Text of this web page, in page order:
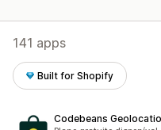
141 apps
Built for Shopify
Codebeans